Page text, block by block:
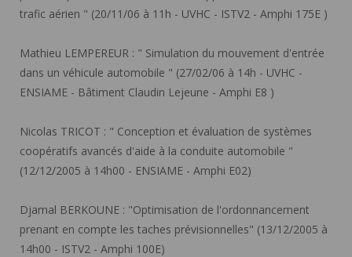
trafic aérien " (20/11/06 à 11h - UVHC - ISTV2 - Amphi 175E )
Mathieu LEMPEREUR : " Simulation du mouvement d'entrée
dans un véhicule automobile " (27/02/06 à 14h - UVHC -
ENSIAME - Bâtiment Claudin Lejeune - Amphi E8 )
Nicolas TRICOT : " Conception et évaluation de systèmes
coopératifs avancés d'aide à la conduite automobile "
(12/12/2005 à 14h00 - ENSIAME - Amphi E02)
Djamal BERKOUNE : "Optimisation de l'ordonnancement
prenant en compte les taches prévisionnelles" (13/12/2005 à
14h00 - ISTV2 - Amphi 100E)